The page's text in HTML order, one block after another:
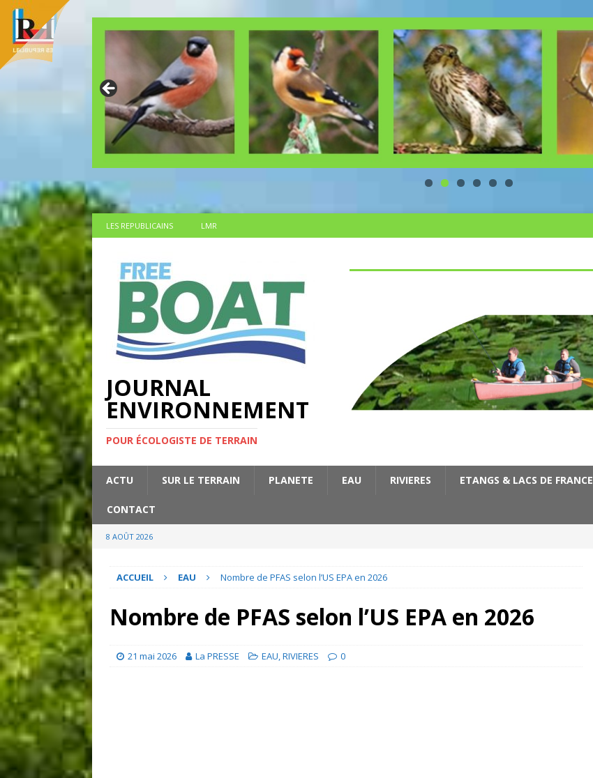
LES REPUBLICAINS LMR
JOURNAL
ENVIRONNEMENT
POUR ÉCOLOGISTE DE TERRAIN
ACTU SUR LE TERRAIN PLANETE EAU RIVIERES ETANGS & LACS DE FRANCE
CONTACT
8 AOÛT 2026
ACCUEIL EAU Nombre de PFAS selon l’US EPA en 2026
Nombre de PFAS selon l’US EPA en 2026
21 mai 2026 La PRESSE EAU,RIVIERES 0